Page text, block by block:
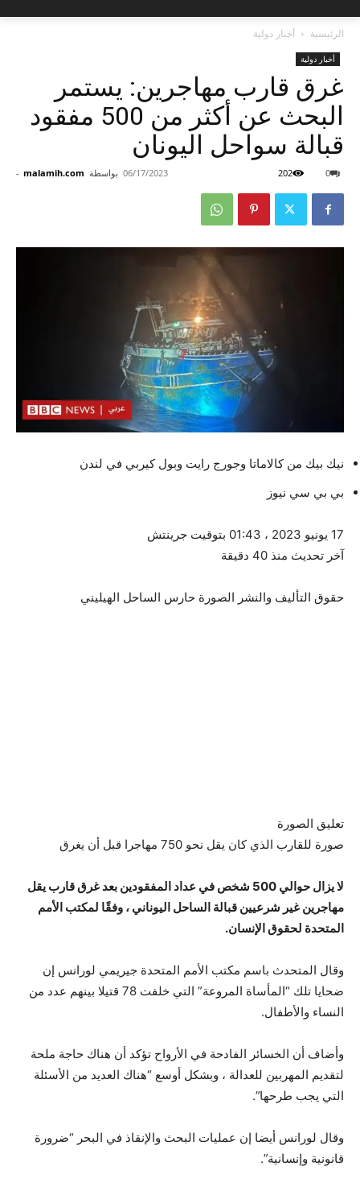
الرئيسية أخبار دولية
أخبار دولية
غرق قارب مهاجرين: يستمر
البحث عن أكثر من 500 مفقود
قبالة سواحل اليونان
بواسطة malamih.com
- 06/17/2023 0
202
نيك بيك من كالاماتا وجورج رايت وبول كيربي في لندن
بي بي سي نيوز
17 يونيو 2023 ، 01:43 بتوقيت جرينتش
آخر تحديث منذ 40 دقيقة
حقوق التأليف والنشر الصورة حارس الساحل الهيليني
تعليق الصورة
صورة للقارب الذي كان يقل نحو 750 مهاجرا قبل أن يغرق
لا يزال حوالي 500 شخص في عداد المفقودين بعد غرق قارب يقل
مهاجرين غير شرعيين قبالة الساحل اليوناني ، وفقًا لمكتب الأمم
المتحدة لحقوق الإنسان.
وقال المتحدث باسم مكتب الأمم المتحدة جيريمي لورانس إن
ضحايا تلك “المأساة المروعة” التي خلفت 78 قتيلا بينهم عدد من
النساء والأطفال.
وأضاف أن الخسائر الفادحة في الأرواح تؤكد أن هناك حاجة ملحة
لتقديم المهربين للعدالة ، وبشكل أوسع “هناك العديد من الأسئلة
التي يجب طرحها”.
وقال لورانس أيضا إن عمليات البحث والإنقاذ في البحر “ضرورة
قانونية وإنسانية”.